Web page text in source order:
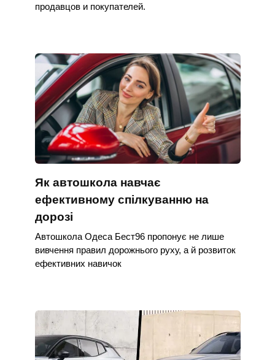
продавцов и покупателей.
Як автошкола навчає
ефективному спілкуванню на
дорозі
Автошкола Одеса Бест96 пропонує не лише
вивчення правил дорожнього руху, а й розвиток
ефективних навичок